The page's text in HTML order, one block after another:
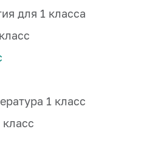
для 1 класса
1 класс